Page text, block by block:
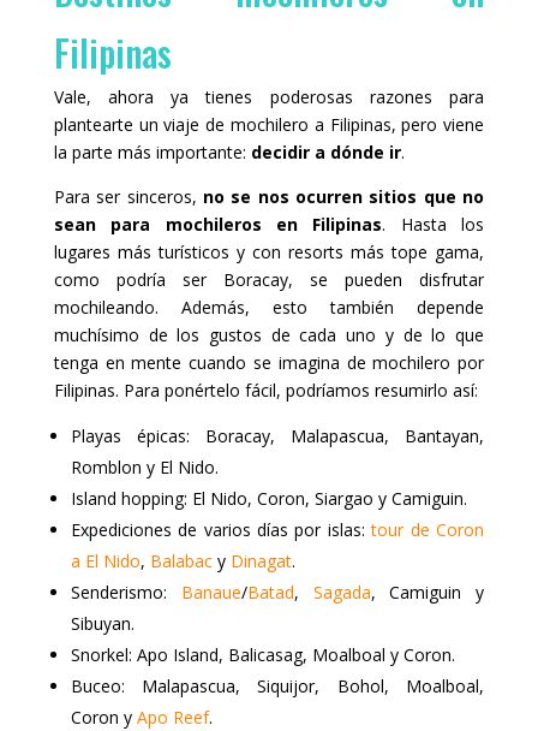
Filipinas
Vale, ahora ya tienes poderosas razones para
plantearte un viaje de mochilero a Filipinas, pero viene
la parte más importante: decidir a dónde ir.
Para ser sinceros, no se nos ocurren sitios que no
sean para mochileros en Filipinas. Hasta los
lugares más turísticos y con resorts más tope gama,
como podría ser Boracay, se pueden disfrutar
mochileando. Además, esto también depende
muchísimo de los gustos de cada uno y de lo que
tenga en mente cuando se imagina de mochilero por
Filipinas. Para ponértelo fácil, podríamos resumirlo así:
Playas épicas: Boracay, Malapascua, Bantayan,
Romblon y El Nido.
Island hopping: El Nido, Coron, Siargao y Camiguin.
Expediciones de varios días por islas:tour de Coron
a El Nido, Balabacy Dinagat.
Senderismo: Banaue/Batad, Sagada, Camiguin y
Sibuyan.
Snorkel: Apo Island, Balicasag, Moalboal y Coron.
Buceo: Malapascua, Siquijor, Bohol, Moalboal,
Coron y Apo Reef.